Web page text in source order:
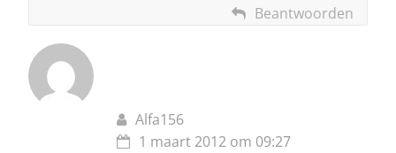
Beantwoorden
Alfa156
1 maart 2012 om 09:27